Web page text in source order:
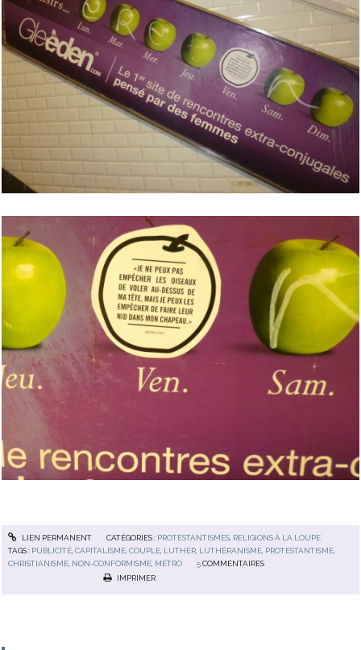
LIEN PERMANENT CATÉGORIES : PROTESTANTISMES, RELIGIONS À LA LOUPE
TAGS : PUBLICITÉ ,CAPITALISME ,COUPLE LUTHER LUTHÉRANISME PROTESTANTISME
CHRISTIANISME NON-CONFORMISME MÉTRO 5 COMMENTAIRES
IMPRIMER